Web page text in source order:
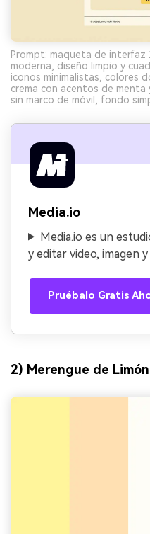
Prompt: maqueta de interfaz
moderna, diseño limpio y
iconos minimalistas, colores
crema con acentos de
sin marco de móvil, fondo
Media.io
Media.io es un
y editar video, imagen
Pruébalo Gratis
2) Merengue de Limón